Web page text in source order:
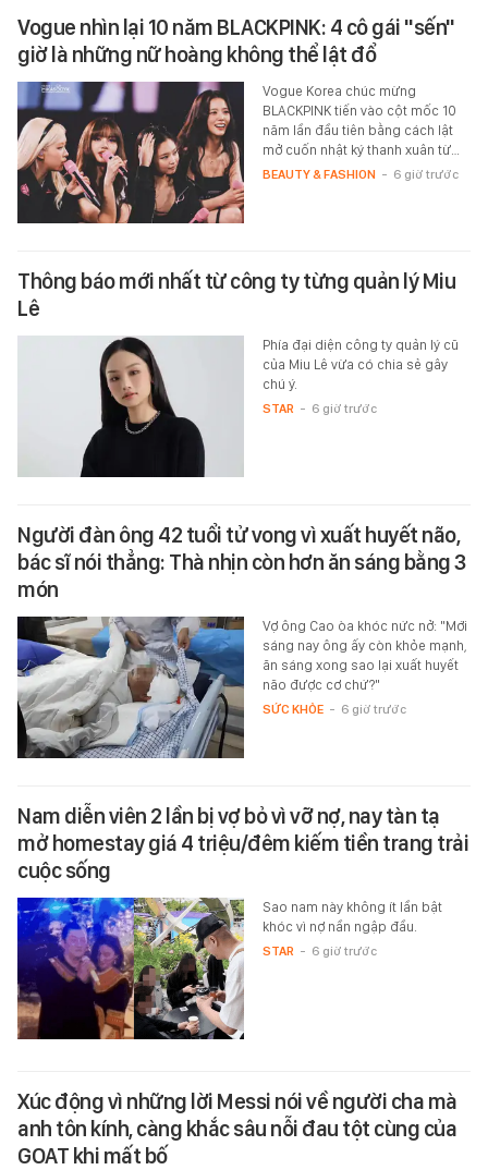
Vogue nhìn lại 10 năm BLACKPINK: 4 cô gái "sến"
giờ là những nữ hoàng không thể lật đổ
Vogue Korea chúc mừng
BLACKPINK tiến vào cột mốc 10
năm lần đầu tiên bằng cách lật
mở cuốn nhật ký thanh xuân từ…
BEAUTY & FASHION - 6 giờ trước
Thông báo mới nhất từ công ty từng quản lý Miu
Lê
Phía đại diện công ty quản lý cũ
của Miu Lê vừa có chia sẻ gây
chú ý.
STAR - 6 giờ trước
Người đàn ông 42 tuổi tử vong vì xuất huyết não,
bác sĩ nói thẳng: Thà nhịn còn hơn ăn sáng bằng 3
món
Vợ ông Cao òa khóc nức nở: "Mới
sáng nay ông ấy còn khỏe mạnh,
ăn sáng xong sao lại xuất huyết
não được cơ chứ?"
SỨC KHỎE - 6 giờ trước
Nam diễn viên 2 lần bị vợ bỏ vì vỡ nợ, nay tàn tạ
mở homestay giá 4 triệu/đêm kiếm tiền trang trải
cuộc sống
Sao nam này không ít lần bật
khóc vì nợ nần ngập đầu.
STAR - 6 giờ trước
Xúc động vì những lời Messi nói về người cha mà
anh tôn kính, càng khắc sâu nỗi đau tột cùng của
GOAT khi mất bố